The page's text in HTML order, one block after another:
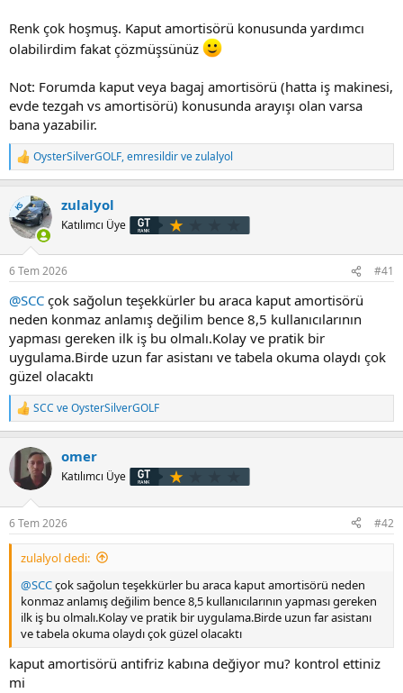
Renk çok hoşmuş. Kaput amortisörü konusunda yardımcı
olabilirdim fakat çözmüşsünüz
Not: Forumda kaput veya bagaj amortisörü (hatta iş makinesi,
evde tezgah vs amortisörü) konusunda arayışı olan varsa
bana yazabilir.
T
e
k
i
l
OysterSilverGOLF,emresildirvezulalyol
KS zulalyol
Katılımcı Üye
6 Tem 2026 #41
@SCC çok sağolun teşekkürler bu araca kaput amortisörü
neden konmaz anlamış değilim bence 8,5 kullanıcılarının
yapması gereken ilk iş bu olmalı.Kolay ve pratik bir
uygulama.Birde uzun far asistanı ve tabela okuma olaydı çok
güzel olacaktı
T
e
k
l
SCC veOysterSilverGOLF
omer
Katılımcı Üye
6 Tem 2026 #42
zulalyol dedi:
@SCCçok sağolun teşekkürler bu araca kaput amortisörü neden
konmaz anlamış değilim bence 8,5 kullanıcılarının yapması gereken
ilk iş bu olmalı.Kolay ve pratik bir uygulama.Birde uzun far asistanı
ve tabela okuma olaydı çok güzel olacaktı
kaput amortisörü antifriz kabına değiyor mu? kontrol ettiniz
mi